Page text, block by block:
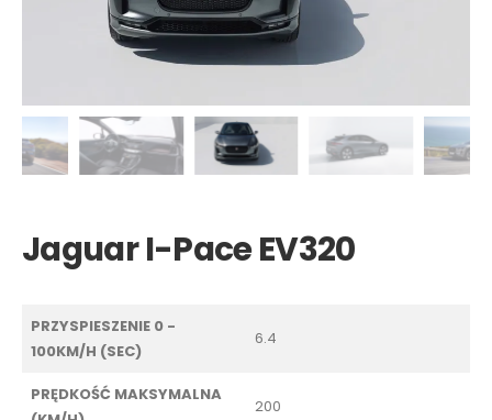
Jaguar I-Pace EV320
PRZYSPIESZENIE 0 -
100KM/H (SEC)
6.4
PRĘDKOŚĆ MAKSYMALNA
200